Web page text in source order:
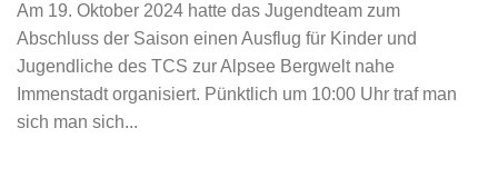
Am 19. Oktober 2024 hatte das Jugendteam zum
Abschluss der Saison einen Ausflug für Kinder und
Jugendliche des TCS zur Alpsee Bergwelt nahe
Immenstadt organisiert. Pünktlich um 10:00 Uhr traf man
sich man sich...